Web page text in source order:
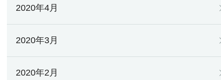
2020年4月
2020年3月
2020年2月